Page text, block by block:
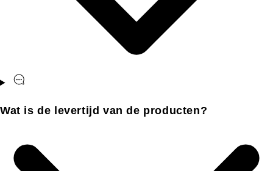
Wat is de levertijd van de producten?